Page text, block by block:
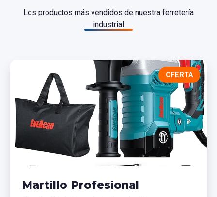
Los productos más vendidos de nuestra ferretería
industrial
OFERTA
Martillo Profesional